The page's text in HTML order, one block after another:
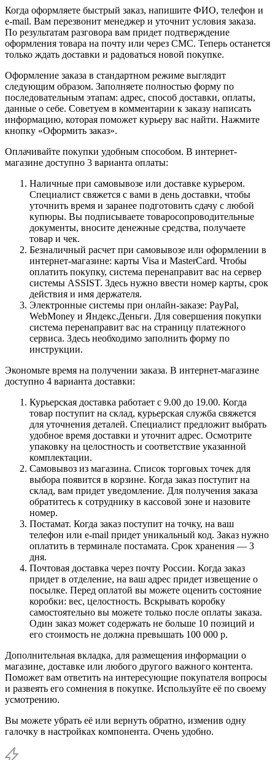
Когда оформляете быстрый заказ, напишите ФИО, телефон и
e-mail. Вам перезвонит менеджер и уточнит условия заказа.
По результатам разговора вам придет подтверждение
оформления товара на почту или через СМС. Теперь останется
только ждать доставки и радоваться новой покупке.
Оформление заказа в стандартном режиме выглядит
следующим образом. Заполняете полностью форму по
последовательным этапам: адрес, способ доставки, оплаты,
данные о себе. Советуем в комментарии к заказу написать
информацию, которая поможет курьеру вас найти. Нажмите
кнопку «Оформить заказ».
Оплачивайте покупки удобным способом. В интернет-
магазине доступно 3 варианта оплаты:
Наличные при самовывозе или доставке курьером.
Специалист свяжется с вами в день доставки, чтобы
уточнить время и заранее подготовить сдачу с любой
купюры. Вы подписываете товаросопроводительные
документы, вносите денежные средства, получаете
товар и чек.
Безналичный расчет при самовывозе или оформлении в
интернет-магазине: карты Visa и MasterCard. Чтобы
оплатить покупку, система перенаправит вас на сервер
системы ASSIST. Здесь нужно ввести номер карты, срок
действия и имя держателя.
Электронные системы при онлайн-заказе: PayPal,
WebMoney и Яндекс.Деньги. Для совершения покупки
система перенаправит вас на страницу платежного
сервиса. Здесь необходимо заполнить форму по
инструкции.
Экономьте время на получении заказа. В интернет-магазине
доступно 4 варианта доставки:
Курьерская доставка работает с 9.00 до 19.00. Когда
товар поступит на склад, курьерская служба свяжется
для уточнения деталей. Специалист предложит выбрать
удобное время доставки и уточнит адрес. Осмотрите
упаковку на целостность и соответствие указанной
комплектации.
Самовывоз из магазина. Список торговых точек для
выбора появится в корзине. Когда заказ поступит на
склад, вам придет уведомление. Для получения заказа
обратитесь к сотруднику в кассовой зоне и назовите
номер.
Постамат. Когда заказ поступит на точку, на ваш
телефон или e-mail придет уникальный код. Заказ нужно
оплатить в терминале постамата. Срок хранения — 3
дня.
Почтовая доставка через почту России. Когда заказ
придет в отделение, на ваш адрес придет извещение о
посылке. Перед оплатой вы можете оценить состояние
коробки: вес, целостность. Вскрывать коробку
самостоятельно вы можете только после оплаты заказа.
Один заказ может содержать не больше 10 позиций и
его стоимость не должна превышать 100 000 р.
Дополнительная вкладка, для размещения информации о
магазине, доставке или любого другого важного контента.
Поможет вам ответить на интересующие покупателя вопросы
и развеять его сомнения в покупке. Используйте её по своему
усмотрению.
Вы можете убрать её или вернуть обратно, изменив одну
галочку в настройках компонента. Очень удобно.